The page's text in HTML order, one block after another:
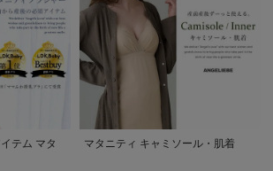
テム マタ
マタニティ キャミソール・肌着